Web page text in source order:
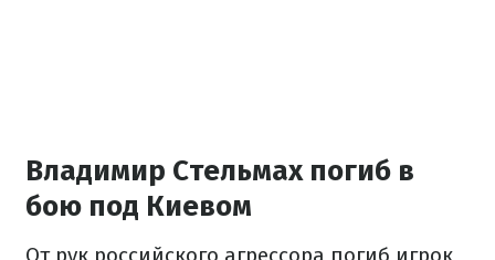
Владимир Стельмах погиб в
бою под Киевом